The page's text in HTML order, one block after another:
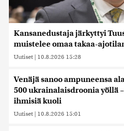
Kansanedustaja järkyttyi
muistelee omaa takaa-
Uutiset | 10.8.2026 15:28
Venäjä sanoo ampuneensa
500 ukrainalaisdroonia yöllä
ihmisiä kuoli
Uutiset | 10.8.2026 15:01